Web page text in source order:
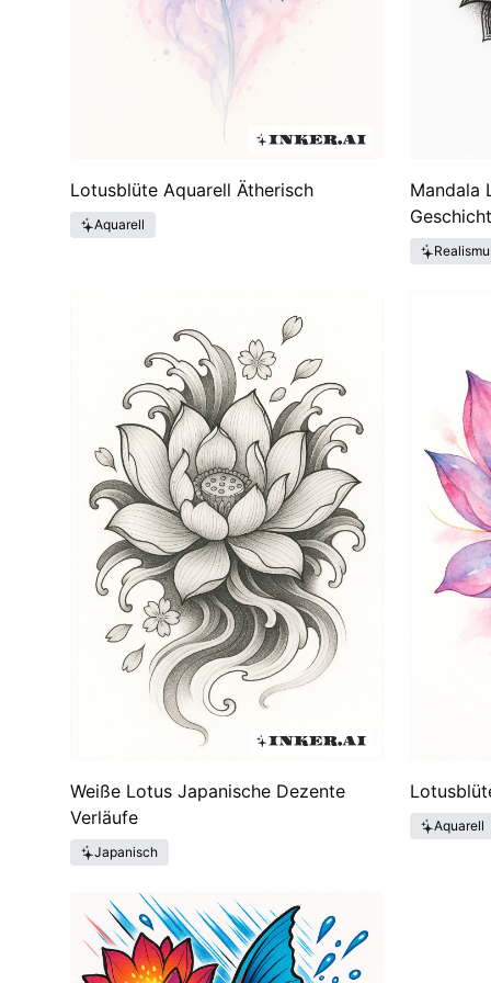
Lotusblüte Aquarell Ätherisch
Aquarell
Mandala
Weiße Lotus Japanische Dezente
Verläufe
Japanisch
Aquarell